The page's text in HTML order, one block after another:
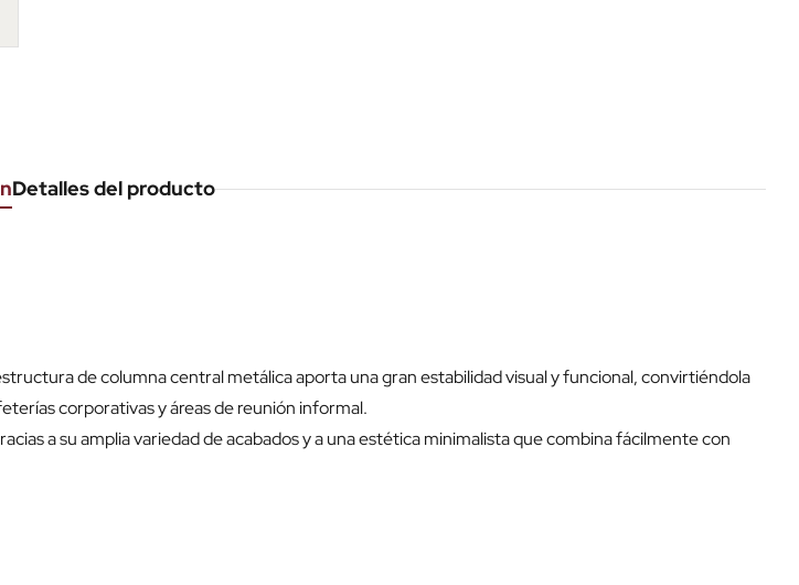
Detalles del producto
de columna central metálica aporta una gran estabilidad visual y funcional, convirtiéndola
corporativas y áreas de reunión informal.
a su amplia variedad de acabados y a una estética minimalista que combina fácilmente con